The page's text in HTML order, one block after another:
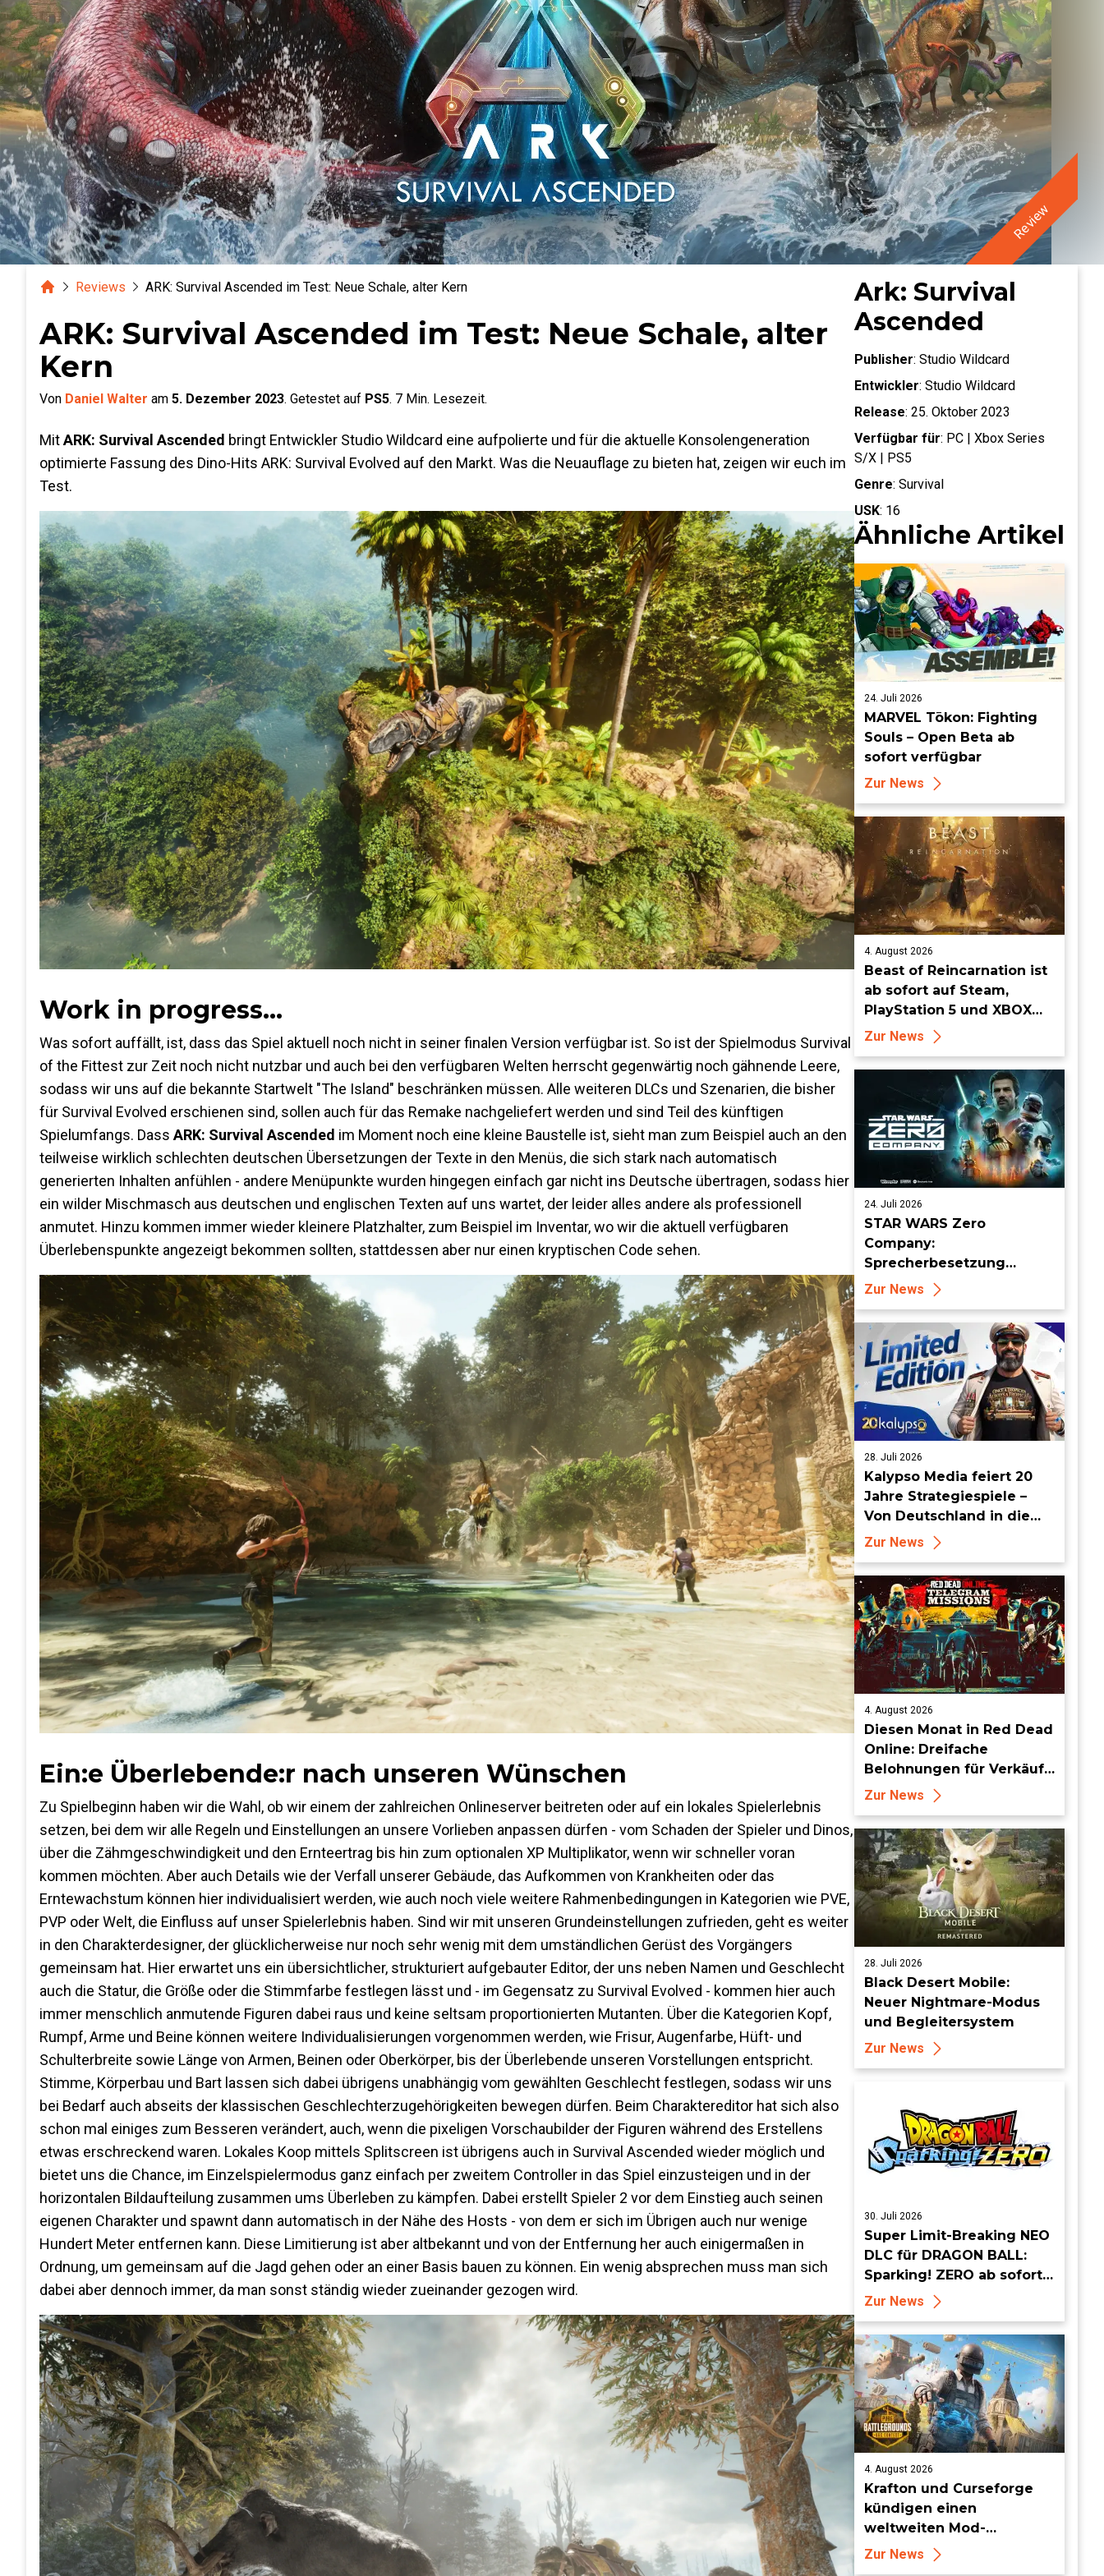
Review
HomeReviews ARK: Survival Ascended im Test: Neue Schale, alter Kern
ARK: Survival Ascended im Test: Neue Schale, alter
Kern
Von Daniel Walter am 5. Dezember 2023. Getestet auf PS5. 7 Min. Lesezeit.
MitARK: Survival Ascended bringt Entwickler Studio Wildcard eine aufpolierte und für die aktuelle Konsolengeneration
optimierte Fassung des Dino-Hits ARK: Survival Evolved auf den Markt. Was die Neuauflage zu bieten hat, zeigen wir euch im
Test.
Work in progress...
Was sofort auffällt, ist, dass das Spiel aktuell noch nicht in seiner finalen Version verfügbar ist. So ist der Spielmodus Survival
of the Fittest zur Zeit noch nicht nutzbar und auch bei den verfügbaren Welten herrscht gegenwärtig noch gähnende Leere,
sodass wir uns auf die bekannte Startwelt "The Island" beschränken müssen. Alle weiteren DLCs und Szenarien, die bisher
für Survival Evolved erschienen sind, sollen auch für das Remake nachgeliefert werden und sind Teil des künftigen
Spielumfangs. Dass ARK: Survival Ascended im Moment noch eine kleine Baustelle ist, sieht man zum Beispiel auch an den
teilweise wirklich schlechten deutschen Übersetzungen der Texte in den Menüs, die sich stark nach automatisch
generierten Inhalten anfühlen - andere Menüpunkte wurden hingegen einfach gar nicht ins Deutsche übertragen, sodass hier
ein wilder Mischmasch aus deutschen und englischen Texten auf uns wartet, der leider alles andere als professionell
anmutet. Hinzu kommen immer wieder kleinere Platzhalter, zum Beispiel im Inventar, wo wir die aktuell verfügbaren
Überlebenspunkte angezeigt bekommen sollten, stattdessen aber nur einen kryptischen Code sehen.
Ein:e Überlebende:r nach unseren Wünschen
Zu Spielbeginn haben wir die Wahl, ob wir einem der zahlreichen Onlineserver beitreten oder auf ein lokales Spielerlebnis
setzen, bei dem wir alle Regeln und Einstellungen an unsere Vorlieben anpassen dürfen - vom Schaden der Spieler und Dinos,
über die Zähmgeschwindigkeit und den Ernteertrag bis hin zum optionalen XP Multiplikator, wenn wir schneller voran
kommen möchten. Aber auch Details wie der Verfall unserer Gebäude, das Aufkommen von Krankheiten oder das
Erntewachstum können hier individualisiert werden, wie auch noch viele weitere Rahmenbedingungen in Kategorien wie PVE,
PVP oder Welt, die Einfluss auf unser Spielerlebnis haben. Sind wir mit unseren Grundeinstellungen zufrieden, geht es weiter
in den Charakterdesigner, der glücklicherweise nur noch sehr wenig mit dem umständlichen Gerüst des Vorgängers
gemeinsam hat. Hier erwartet uns ein übersichtlicher, strukturiert aufgebauter Editor, der uns neben Namen und Geschlecht
auch die Statur, die Größe oder die Stimmfarbe festlegen lässt und - im Gegensatz zu Survival Evolved - kommen hier auch
immer menschlich anmutende Figuren dabei raus und keine seltsam proportionierten Mutanten. Über die Kategorien Kopf,
Rumpf, Arme und Beine können weitere Individualisierungen vorgenommen werden, wie Frisur, Augenfarbe, Hüft- und
Schulterbreite sowie Länge von Armen, Beinen oder Oberkörper, bis der Überlebende unseren Vorstellungen entspricht.
Stimme, Körperbau und Bart lassen sich dabei übrigens unabhängig vom gewählten Geschlecht festlegen, sodass wir uns
bei Bedarf auch abseits der klassischen Geschlechterzugehörigkeiten bewegen dürfen. Beim Charaktereditor hat sich also
schon mal einiges zum Besseren verändert, auch, wenn die pixeligen Vorschaubilder der Figuren während des Erstellens
etwas erschreckend waren. Lokales Koop mittels Splitscreen ist übrigens auch in Survival Ascended wieder möglich und
bietet uns die Chance, im Einzelspielermodus ganz einfach per zweitem Controller in das Spiel einzusteigen und in der
horizontalen Bildaufteilung zusammen ums Überleben zu kämpfen. Dabei erstellt Spieler 2 vor dem Einstieg auch seinen
eigenen Charakter und spawnt dann automatisch in der Nähe des Hosts - von dem er sich im Übrigen auch nur wenige
Hundert Meter entfernen kann. Diese Limitierung ist aber altbekannt und von der Entfernung her auch einigermaßen in
Ordnung, um gemeinsam auf die Jagd gehen oder an einer Basis bauen zu können. Ein wenig absprechen muss man sich
dabei aber dennoch immer, da man sonst ständig wieder zueinander gezogen wird.
Ark: Survival
Ascended
Publisher: Studio Wildcard
Entwickler: Studio Wildcard
Release: 25. Oktober 2023
Verfügbar für: PC | Xbox Series
S/X | PS5
Genre: Survival
USK: 16
Ähnliche Artikel
24. Juli 2026
MARVEL Tōkon: Fighting
Souls – Open Beta ab
sofort verfügbar
Zur News
4. August 2026
Beast of Reincarnation ist
ab sofort auf Steam,
PlayStation 5 und XBOX
Series X|S erhältlich
Zur News
24. Juli 2026
STAR WARS Zero
Company:
Sprecherbesetzung
enthüllt und Auftritt auf
der San Diego Comic Con
angekündigt
Zur News
28. Juli 2026
Kalypso Media feiert 20
Jahre Strategiespiele –
Von Deutschland in die
Welt
Zur News
4. August 2026
Diesen Monat in Red Dead
Online: Dreifache
Belohnungen für Verkäufe
von Sammlersätzen und
das Entdecken von
Sammlerstücken, in
Telegramm-Missionen
und mehr
Zur News
28. Juli 2026
Black Desert Mobile:
Neuer Nightmare-Modus
und Begleitersystem
Zur News
30. Juli 2026
Super Limit-Breaking NEO
DLC für DRAGON BALL:
Sparking! ZERO ab sofort
erhältlich
Zur News
4. August 2026
Krafton und Curseforge
kündigen einen
weltweiten Mod-
Wettbewerb mit einem
Preisgeld von 95.000 US-
Zur News